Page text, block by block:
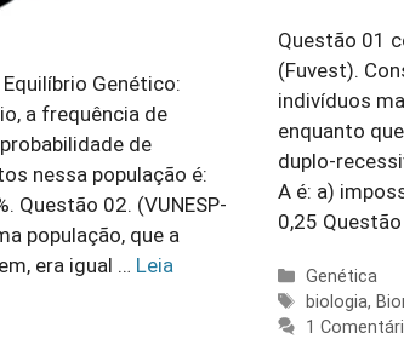
Genético:
a frequência de
de
nessa população é:
Questão 02. (VUNESP-
população, que a
era igual … Leia
Questão 01
(Fuvest).
indivíduos
enquanto
duplo-
A é: a)
0,25
Categorias
Genética
Tags
biologia,
1